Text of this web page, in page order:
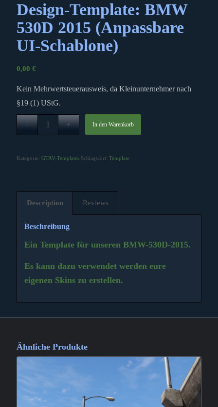
Design-Template: BMW
530D 2015 (Anpassbare
UI-Schablone)
0,00 €
Kein Mehrwertsteuerausweis, da Kleinunternehmer nach
§19 (1) UStG.
In den Warenkorb
Kategorie: GTAV-Templates Schlagwort: Template
Description Reviews
Beschreibung
Ein Template für unseren BMW-530D-2015.
Es kann dazu verwendet werden eure
eigenen Skins zu erstellen.
Ähnliche Produkte